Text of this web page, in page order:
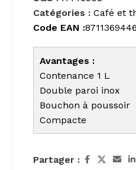
Catégories : Café et
Code EAN :
Avantages :
Contenance 1 L
Double paroi inox
Bouchon à poussoir
Compacte
Partager :